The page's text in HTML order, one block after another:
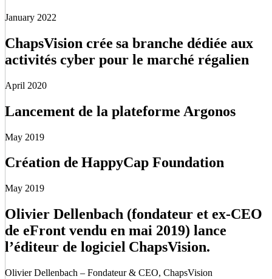
January 2022
ChapsVision crée sa branche dédiée aux
activités cyber pour le marché régalien
April 2020
Lancement de la plateforme Argonos
May 2019
Création de HappyCap Foundation
May 2019
Olivier Dellenbach (fondateur et ex-CEO
de eFront vendu en mai 2019) lance
l’éditeur de logiciel ChapsVision.
Olivier Dellenbach – Fondateur & CEO, ChapsVision